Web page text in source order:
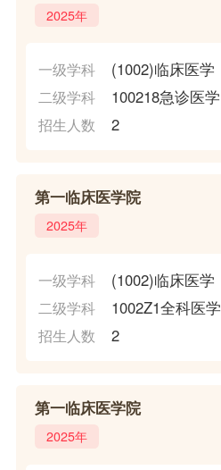
2025年
一级学科 (1002)临床医学
二级学科 100218急诊医学
招生人数 2
第一临床医学院
2025年
一级学科 (1002)临床医学
二级学科 1002Z1全科医学
招生人数 2
第一临床医学院
2025年